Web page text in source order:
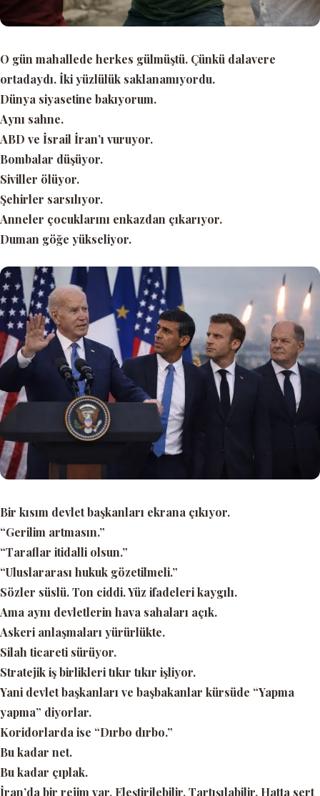
O gün mahallede herkes gülmüştü. Çünkü dalavere
ortadaydı. İki yüzlülük saklanamıyordu.
Dünya siyasetine bakıyorum.
Aynı sahne.
ABD ve İsrail İran’ı vuruyor.
Bombalar düşüyor.
Siviller ölüyor.
Şehirler sarsılıyor.
Anneler çocuklarını enkazdan çıkarıyor.
Duman göğe yükseliyor.
Bir kısım devlet başkanları ekrana çıkıyor.
“Gerilim artmasın.”
“Taraflar itidalli olsun.”
“Uluslararası hukuk gözetilmeli.”
Sözler süslü. Ton ciddi. Yüz ifadeleri kaygılı.
Ama aynı devletlerin hava sahaları açık.
Askeri anlaşmaları yürürlükte.
Silah ticareti sürüyor.
Stratejik iş birlikleri tıkır tıkır işliyor.
Yani devlet başkanları ve başbakanlar kürsüde “Yapma
yapma” diyorlar.
Koridorlarda ise “Dırbo dırbo.”
Bu kadar net.
Bu kadar çıplak.
İran’da bir rejim var. Eleştirilebilir. Tartışılabilir. Hatta sert